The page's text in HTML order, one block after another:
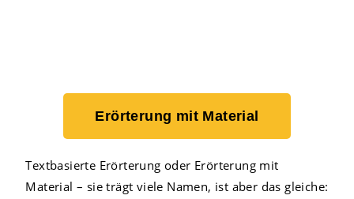
Erörterung mit Material
Textbasierte Erörterung oder Erörterung mit
Material – sie trägt viele Namen, ist aber das gleiche: